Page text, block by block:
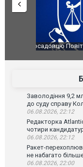
Сили оборони
атаку. ВІДЕО
Заволодіння 9,2
до суду справу
06.08.2026, 22:12
Редакторка
чотири
06.08.2026, 22:12
Ракет-
не набагато
06.08.2026, 22:00